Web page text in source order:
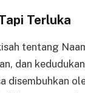
Terluka
tentang
dan
disembuhkan